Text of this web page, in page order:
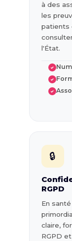
à des
les
patients
l'État.
✓
✓
✓
🔒
RGPD
En
claire,
RGPD